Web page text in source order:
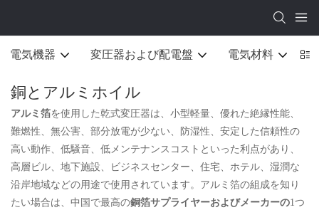
電気機器 変圧器および配電盤 電気材料
銅とアルミホイル
アルミ箔を使用した乾式変圧器は、小型軽量、優れた絶縁性能、
難燃性、無公害、部分放電が少ない、防湿性、安定した信頼性の
高い動作、低騒音、低メンテナンスコストといった利点があり、
高層ビル、地下施設、ビジネスセンター、住宅、ホテル、湿潤な
沿岸地域などの用途で使用されています。アルミ箔の組成を知り
たい場合は、中国で最高の銅箔サプライヤーおよびメーカーの1つ